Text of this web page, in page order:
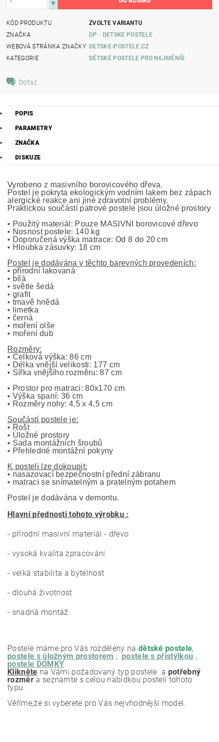
KÓD PRODUKTU
ZVOLTE VARIANTU
ZNAČKA
DP - DETSKE POSTELE
WEBOVÁ STRÁNKA ZNAČKY DETSKE-POSTELE.CZ
KATEGORIE
DĚTSKÉ POSTELE PRO NEJMĚNŠÍ
Dotaz
POPIS
PARAMETRY
ZNAČKA
DISKUZE
Vyrobeno z masivního borovicového dřeva.
Postel je pokryta ekologickým vodním lakem bez
alergické reakce ani jiné zdravotní problémy.
Praktickou součástí patrové postele jsou úložné prostory
• Použitý materiál: Pouze MASIVNÍ borovicové dřevo
• Nosnost postele: 140 kg
• Doporučená výška matrace: Od 8 do 20 cm
• Hloubka zásuvky: 18 cm
Postel je dodávána v těchto barevných provedeních:
• přírodní lakovaná
• bílá
• světle šedá
• grafit
• tmavě hnědá
• limetka
• černá
• moření olše
• moření dub
Rozměry:
• Celková výška: 86 cm
• Délka vnější velikosti: 177 cm
• Šířka vnějšího rozměru: 87 cm
• Prostor pro matraci: 80x170 cm
• Výška spaní: 36 cm
• Rozměry nohy: 4,5 x 4,5 cm
Součástí postele je:
• Rošt
• Úložné prostory
• Sada montážních šroubů
• Přehledné montážní pokyny
K posteli lze dokoupit:
• nasazovací bezpečnostní přední zábranu
• matraci se snímatelným a pratelným potahem
Postel je dodávána v demontu.
Hlavní přednosti tohoto výrobku :
- přírodní masivní materiál - dřevo
- vysoká kvalita zpracování
- velká stabilita a bytelnost
- dlouhá životnost
- snadná montáž
Postele máme pro Vás rozděleny na dětské postele,
postele s úložným prostorem , postele s přistýlkou ,
postele DOMKY
Klikněte na Vámi požadovaný typ postele a potřebný
rozměra seznamte s celou nabídkou postelí tohoto
typu.
Věříme,že si vyberete pro Vás nejvhodnější model.